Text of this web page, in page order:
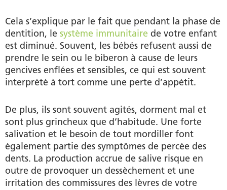
Cela s’explique par le fait que pendant la phase de
dentition, le système immunitaire de votre enfant
est diminué. Souvent, les bébés refusent aussi de
prendre le sein ou le biberon à cause de leurs
gencives enflées et sensibles, ce qui est souvent
interprété à tort comme une perte d’appétit.
De plus, ils sont souvent agités, dorment mal et
sont plus grincheux que d’habitude. Une forte
salivation et le besoin de tout mordiller font
également partie des symptômes de percée des
dents. La production accrue de salive risque en
outre de provoquer un dessèchement et une
irritation des commissures des lèvres de votre